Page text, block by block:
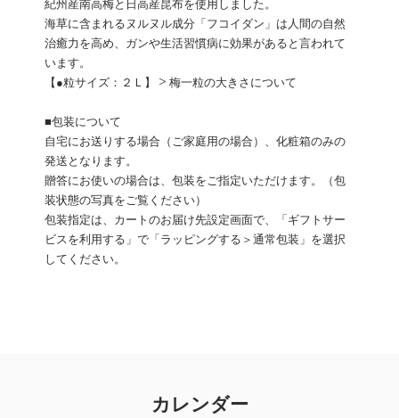
紀州産南高梅と日高産昆布を使用しました。
海草に含まれるヌルヌル成分「フコイダン」は人間の自然
治癒力を高め、ガンや生活習慣病に効果があると言われて
います。
【●粒サイズ：２Ｌ】 > 梅一粒の大きさについて
■包装について
自宅にお送りする場合（ご家庭用の場合）、化粧箱のみの
発送となります。
贈答にお使いの場合は、包装をご指定いただけます。（包
装状態の写真をご覧ください）
包装指定は、カートのお届け先設定画面で、「ギフトサー
ビスを利用する」で「ラッピングする＞通常包装」を選択
してください。
カレンダー